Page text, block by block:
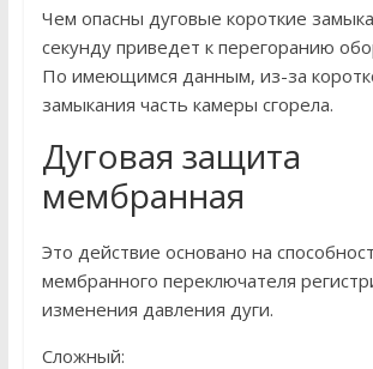
Чем опасны дуговые короткие
секунду приведет к перегоранию
По имеющимся данным, из-за
замыкания часть камеры сгорела.
Дуговая защита
мембранная
Это действие основано на
мембранного переключателя
изменения давления дуги.
Сложный: